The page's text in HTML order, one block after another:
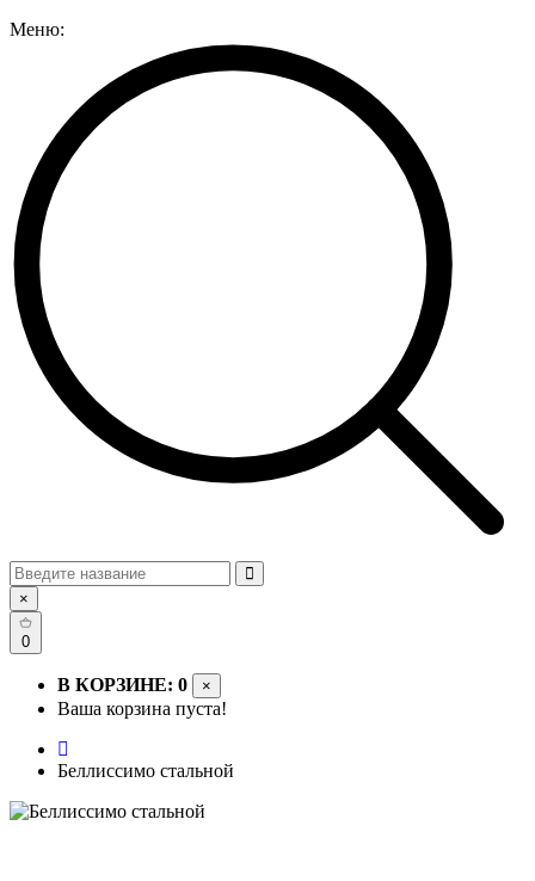
Меню:
×
0
В КОРЗИНЕ: 0 ×
Ваша корзина пуста!
Беллиссимо стальной